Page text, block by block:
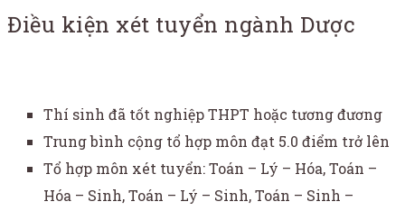
Điều kiện xét tuyển ngành Dược
Thí sinh đã tốt nghiệp THPT hoặc tương đương
Trung bình cộng tổ hợp môn đạt 5.0 điểm trở lên
Tổ hợp môn xét tuyển: Toán – Lý – Hóa, Toán –
Hóa – Sinh, Toán – Lý – Sinh, Toán – Sinh –